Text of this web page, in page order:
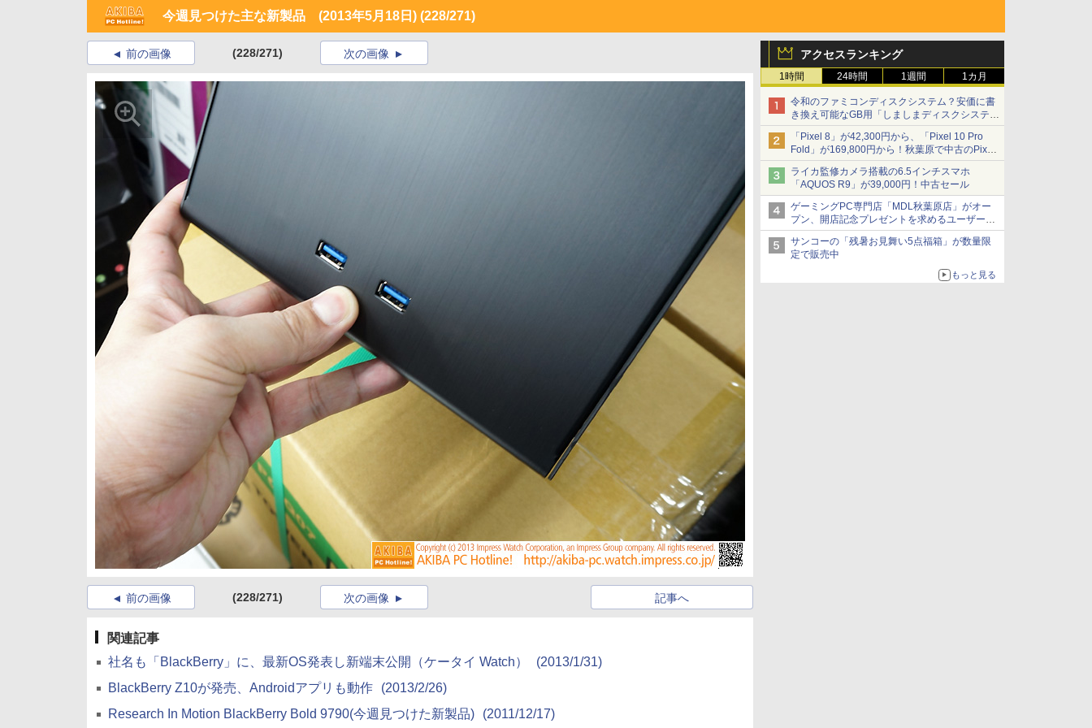
今週見つけた主な新製品 (2013年5月18日) (228/271)
アクセスランキング
1時間 24時間 1週間 1カ月
令和のファミコンディスクシステム？安価に書
き換え可能なGB用「しましまディスクシステ
ム」
「Pixel 8」が42,300円から、「Pixel 10 Pro
Fold」が169,800円から！秋葉原で中古のPixel
シリーズがお買い得
ライカ監修カメラ搭載の6.5インチスマホ
「AQUOS R9」が39,000円！中古セール
ゲーミングPC専門店「MDL秋葉原店」がオー
プン、開店記念プレゼントを求めるユーザーが
押し寄せ長蛇の列に
サンコーの「残暑お見舞い5点福箱」が数量限
定で販売中
もっと見る
前の画像 (228/271) 次の画像
前の画像 (228/271) 記事へ
次の画像
関連記事
社名も「BlackBerry」に、最新OS発表し新端末公開（ケータイ Watch）
(2013/1/31)
BlackBerry Z10が発売、Androidアプリも動作
(2013/2/26)
Research In Motion BlackBerry Bold 9790(今週見つけた新製品)
(2011/12/17)